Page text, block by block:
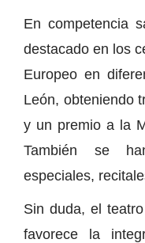
En competencia
destacado en los
Europeo en
León, obteniendo
y un premio a la
También se
especiales,
Sin duda, el
favorece la